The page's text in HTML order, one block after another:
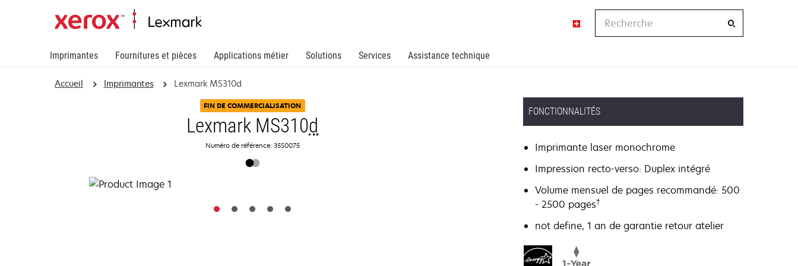
Imprimantes Fournitures et pièces Applications métier Solutions Services Assistance technique
Recherche
Accueil Imprimantes Lexmark MS310d
FIN DE COMMERCIALISATION
Lexmark MS310d
Numéro de référence: 35S0075
FONCTIONNALITÉS
Imprimante laser monochrome
Impression recto-verso: Duplex intégré
Volume mensuel de pages recommandé: 500
- 2500 pages†
not define, 1 an de garantie retour atelier